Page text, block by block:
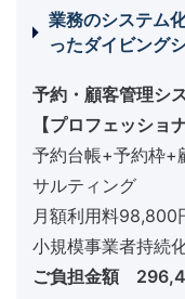
業務のシステム
ったダイビング
予約・顧客管理シ
【プロフェッショ
予約台帳+予約枠+
サルティング
月額利用料98,800
小規模事業者持
ご負担金額